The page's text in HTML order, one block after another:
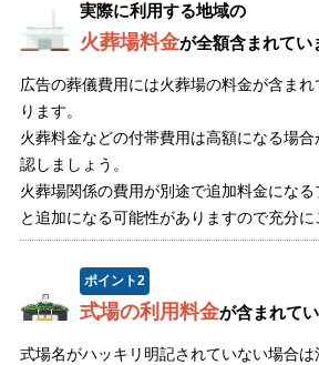
実際に利用する地域の
火葬場料金が全額含まれてい
広告の葬儀費用には火葬場の料金が含ま
ります。
火葬料金などの付帯費用は高額になる場
認しましょう。
火葬場関係の費用が別途で追加料金にな
と追加になる可能性がありますので充分に
ポイント2
式場の利用料金が含まれて
式場名がハッキリ明記されていない場合は